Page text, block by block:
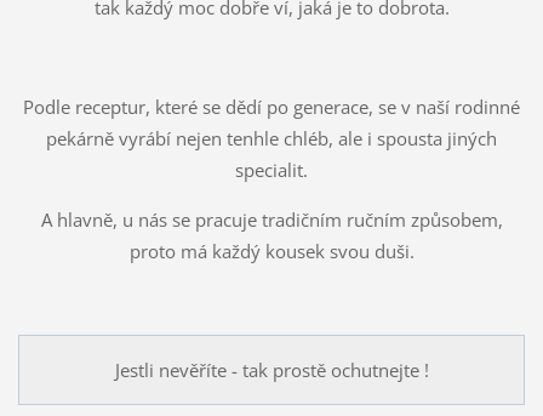
tak každý moc dobře ví, jaká je to dobrota.
Podle receptur, které se dědí po generace, se v naší rodinné
pekárně vyrábí nejen tenhle chléb, ale i spousta jiných
specialit.
A hlavně, u nás se pracuje tradičním ručním způsobem,
proto má každý kousek svou duši.
Jestli nevěříte - tak prostě ochutnejte !